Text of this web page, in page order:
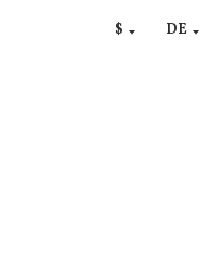
$€ DE
RU